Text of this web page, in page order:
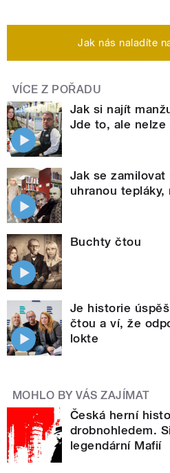
Jak nás naladíte
VÍCE Z POŘADU
Jak si najít
Jde to, ale nelze
Jak se
uhranou tepláky,
Buchty čtou
Je historie
čtou a ví, že
lokte
MOHLO BY VÁS ZAJÍMAT
Česká herní
drobnohledem.
legendární Mafií